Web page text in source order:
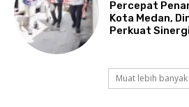
Percepat
Kota Medan,
Perkuat
Muat lebih banyak